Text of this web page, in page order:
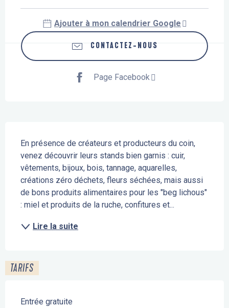
Ajouter à mon calendrier Google
CONTACTEZ-NOUS
Page Facebook
En présence de créateurs et producteurs du coin,
venez découvrir leurs stands bien garnis : cuir,
vêtements, bijoux, bois, tannage, aquarelles,
créations zéro déchets, fleurs séchées, mais aussi
de bons produits alimentaires pour les "beg lichous"
: miel et produits de la ruche, confitures et...
Lire la suite
TARIFS
Entrée gratuite